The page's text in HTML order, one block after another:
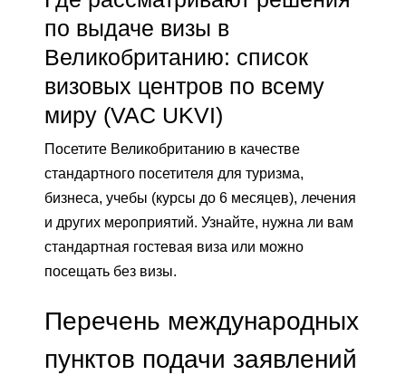
по выдаче визы в
Великобританию: список
визовых центров по всему
миру (VAC UKVI)
Посетите Великобританию в качестве
стандартного посетителя для туризма,
бизнеса, учебы (курсы до 6 месяцев), лечения
и других мероприятий. Узнайте, нужна ли вам
стандартная гостевая виза или можно
посещать без визы.
Перечень международных
пунктов подачи заявлений